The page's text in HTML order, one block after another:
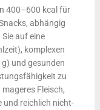
400–600 kcal für
abhängig
auf eine
komplexen
und gesunden
zu
Fleisch,
und reichlich nicht-